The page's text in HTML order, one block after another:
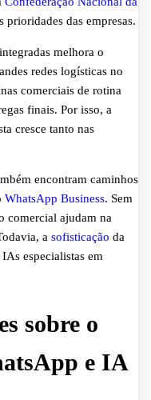
prioridades das empresas.
melhora o
redes logísticas no
comerciais de rotina
finais. Por isso, a
cresce tanto nas
encontram caminhos
WhatsApp Business. Sem
comercial ajudam na
a sofisticação da
especialistas em
sobre o
e IA